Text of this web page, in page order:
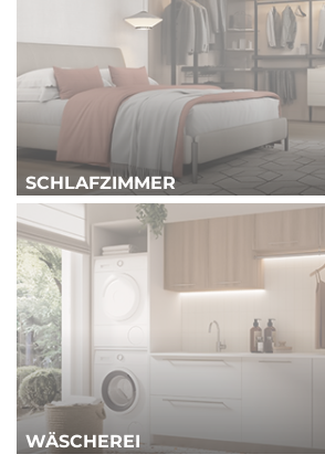
SCHLAFZIMMER
WÄSCHEREI